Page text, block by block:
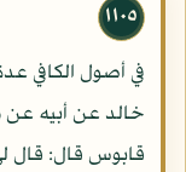
١١٠٥
في أصول الكافي
خالد عن أبيه
قابوس قال: قال